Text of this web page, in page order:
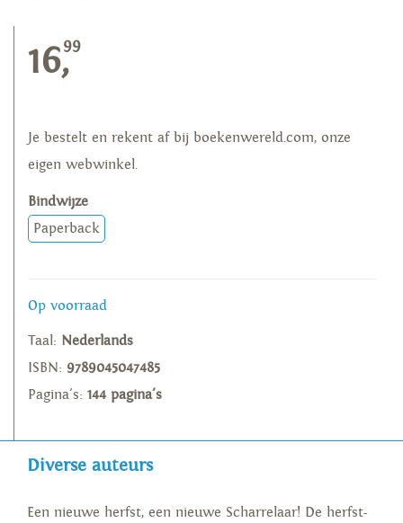
16,99
Je bestelt en rekent af bij boekenwereld.com, onze
eigen webwinkel.
Bindwijze
Paperback
Op voorraad
Taal: Nederlands
ISBN: 9789045047485
Pagina's: 144 pagina's
Diverse auteurs
Een nieuwe herfst, een nieuwe Scharrelaar! De herfst-